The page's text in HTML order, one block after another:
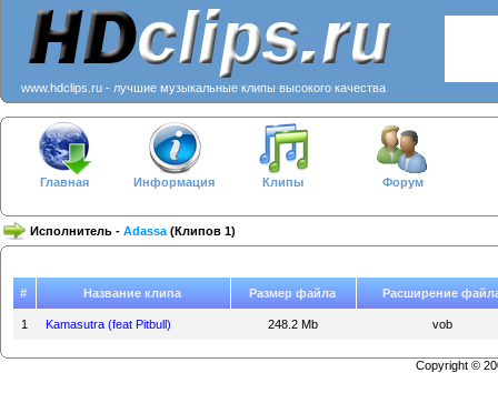
www.hdclips.ru - лучшие музыкальные клипы высокого качества
Главная Информация Клипы Форум
Исполнитель - Adassa (Клипов 1)
# Название клипа Размер файла Расширение
1 Kamasutra (feat Pitbull) 248.2 Mb vob
Copyright ©